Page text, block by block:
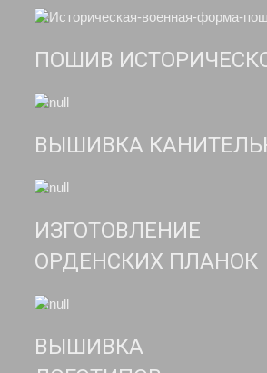
ПОШИВ
ВЫШИВКА
ИЗГОТОВЛЕНИЕ
ОРДЕНСКИХ ПЛАНОК
ВЫШИВКА